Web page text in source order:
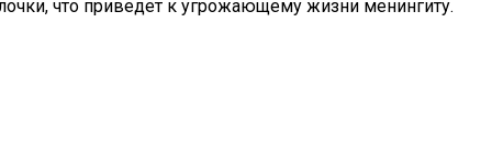
что приведет к угрожающему жизни менингиту.